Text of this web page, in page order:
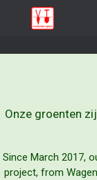
Onze groenten
Since March 2017,
project, from